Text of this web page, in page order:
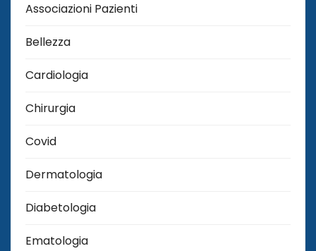
Associazioni Pazienti
Bellezza
Cardiologia
Chirurgia
Covid
Dermatologia
Diabetologia
Ematologia